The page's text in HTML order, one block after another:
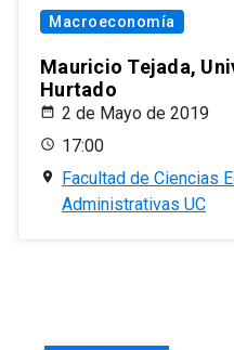
Macroeconomía
Mauricio Tejada,
Hurtado
2 de Mayo de 2019
17:00
Facultad de Ciencias
Administrativas UC